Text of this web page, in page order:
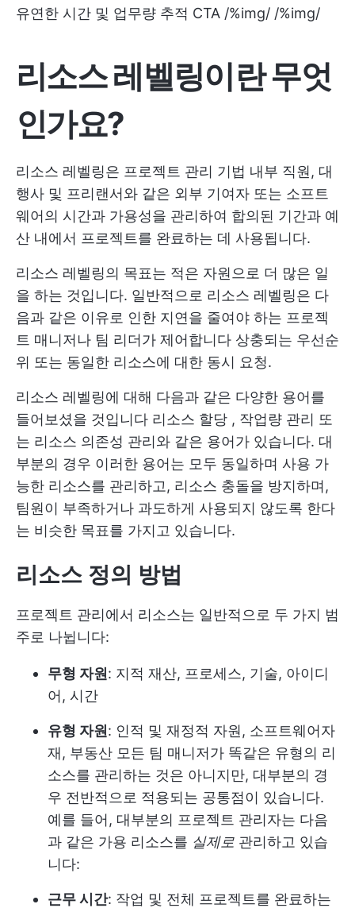
유연한 시간 및 업무량 추적 CTA /%img/ /%img/
리소스 레벨링이란 무엇
인가요?
리소스 레벨링은 프로젝트 관리 기법 내부 직원, 대
행사 및 프리랜서와 같은 외부 기여자 또는 소프트
웨어의 시간과 가용성을 관리하여 합의된 기간과 예
산 내에서 프로젝트를 완료하는 데 사용됩니다.
리소스 레벨링의 목표는 적은 자원으로 더 많은 일
을 하는 것입니다. 일반적으로 리소스 레벨링은 다
음과 같은 이유로 인한 지연을 줄여야 하는 프로젝
트 매니저나 팀 리더가 제어합니다 상충되는 우선순
위 또는 동일한 리소스에 대한 동시 요청.
리소스 레벨링에 대해 다음과 같은 다양한 용어를
들어보셨을 것입니다 리소스 할당 , 작업량 관리 또
는 리소스 의존성 관리와 같은 용어가 있습니다. 대
부분의 경우 이러한 용어는 모두 동일하며 사용 가
능한 리소스를 관리하고, 리소스 충돌을 방지하며,
팀원이 부족하거나 과도하게 사용되지 않도록 한다
는 비슷한 목표를 가지고 있습니다.
리소스 정의 방법
프로젝트 관리에서 리소스는 일반적으로 두 가지 범
주로 나뉩니다:
무형 자원 : 지적 재산, 프로세스, 기술, 아이디
어, 시간
유형 자원 : 인적 및 재정적 자원, 소프트웨어자
재, 부동산 모든 팀 매니저가 똑같은 유형의 리
소스를 관리하는 것은 아니지만, 대부분의 경
우 전반적으로 적용되는 공통점이 있습니다.
예를 들어, 대부분의 프로젝트 관리자는 다음
과 같은 가용 리소스를 실제로 관리하고 있습
니다:
근무 시간: 작업 및 전체 프로젝트를 완료하는